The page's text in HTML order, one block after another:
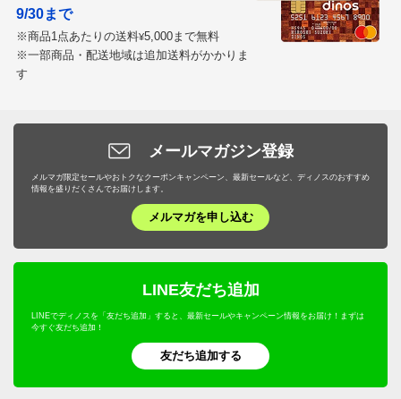
9/30まで
※商品1点あたりの送料¥5,000まで無料
※一部商品・配送地域は追加送料がかかりま
す
メールマガジン登録
メルマガ限定セールやおトクなクーポンキャンペーン、最新セールなど、ディノスのおすすめ
情報を盛りだくさんでお届けします。
メルマガを申し込む
LINE友だち追加
LINEでディノスを「友だち追加」すると、最新セールやキャンペーン情報をお届け！まずは
今すぐ友だち追加！
友だち追加する